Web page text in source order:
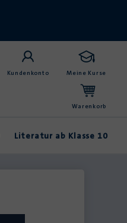
Kundenkonto Meine Kurse
Warenkorb
Literatur ab Klasse 10